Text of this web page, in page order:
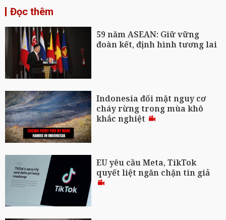
Đọc thêm
59 năm ASEAN: Giữ vững
đoàn kết, định hình tương lai
Indonesia đối mặt nguy cơ
cháy rừng trong mùa khô
khắc nghiệt
EU yêu cầu Meta, TikTok
quyết liệt ngăn chặn tin giả